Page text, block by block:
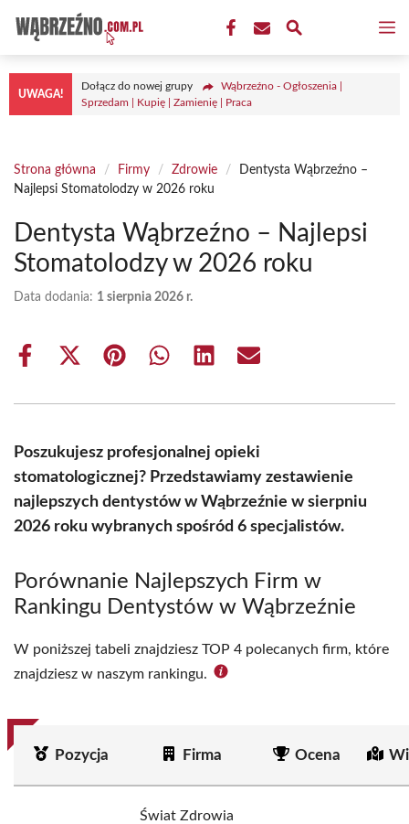
treści
UWAGA!
Dołącz do nowej grupy
Wąbrzeźno - Ogłoszenia |
Sprzedam | Kupię | Zamienię | Praca
Strona główna / Firmy / Zdrowie /
Dentysta Wąbrzeźno –
Najlepsi Stomatolodzy w 2026 roku
Dentysta Wąbrzeźno – Najlepsi
Stomatolodzy w 2026 roku
Data dodania: 1 sierpnia 2026 r.
Share
Share
(Twitter)
Share Share Share Share
Poszukujesz profesjonalnej opieki
stomatologicznej? Przedstawiamy zestawienie
najlepszych dentystów w Wąbrzeźnie w sierpniu
2026 roku wybranych spośród 6 specjalistów.
Porównanie Najlepszych Firm w
Rankingu Dentystów w Wąbrzeźnie
W poniższej tabeli znajdziesz TOP 4 polecanych firm, które
znajdziesz w naszym rankingu.
Pozycja Firma Ocena
Świat Zdrowia